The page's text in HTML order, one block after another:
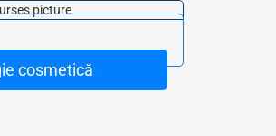
cosmetică